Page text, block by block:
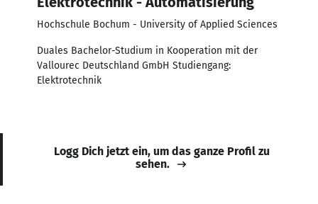
Hochschule Bochum - University of Applied Sciences
Duales Bachelor-Studium in Kooperation mit der
Vallourec Deutschland GmbH Studiengang:
Elektrotechnik
Logg Dich jetzt ein, um das ganze Profil zu
sehen.